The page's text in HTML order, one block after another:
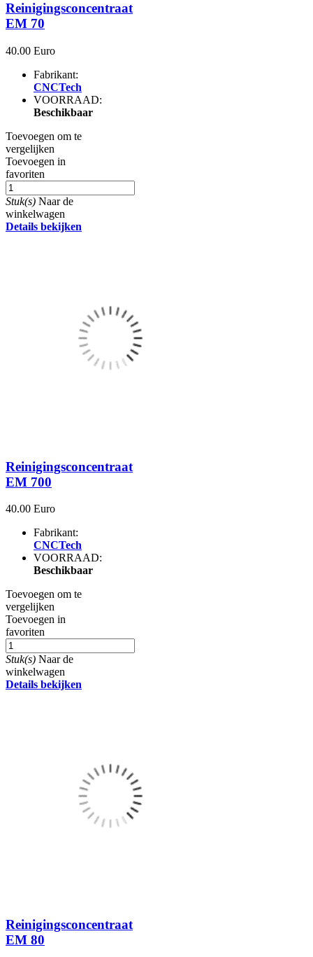
Reinigingsconcentraat
EM 70
40.00 Euro
Fabrikant:
CNCTech
VOORRAAD:
Beschikbaar
Toevoegen om te
vergelijken
Toevoegen in
favoriten
Stuk(s) Naar de
winkelwagen
Details bekijken
Reinigingsconcentraat
EM 700
40.00 Euro
Fabrikant:
CNCTech
VOORRAAD:
Beschikbaar
Toevoegen om te
vergelijken
Toevoegen in
favoriten
Stuk(s) Naar de
winkelwagen
Details bekijken
Reinigingsconcentraat
EM 80